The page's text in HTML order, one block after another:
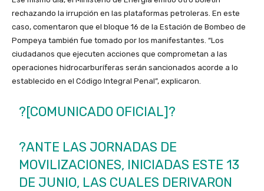
rechazando la irrupción en las plataformas petroleras. En este
caso, comentaron que el bloque 16 de la Estación de Bombeo de
Pompeya también fue tomado por los manifestantes. “Los
ciudadanos que ejecuten acciones que comprometan a las
operaciones hidrocarburíferas serán sancionados acorde a lo
establecido en el Código Integral Penal”, explicaron.
?[COMUNICADO OFICIAL]?
?ANTE LAS JORNADAS DE
MOVILIZACIONES, INICIADAS ESTE 13
DE JUNIO, LAS CUALES DERIVARON